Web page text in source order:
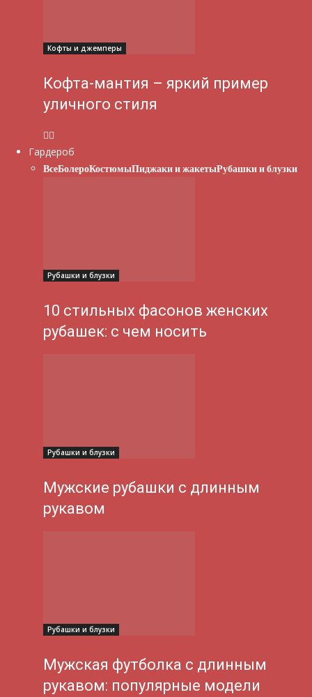
Кофты и джемперы
Кофта-мантия – яркий пример
уличного стиля
Гардероб
ВсеБолероКостюмыПиджаки и жакетыРубашки и блузки
Рубашки и блузки
10 стильных фасонов женских
рубашек: с чем носить
Рубашки и блузки
Мужские рубашки с длинным
рукавом
Рубашки и блузки
Мужская футболка с длинным
рукавом: популярные модели